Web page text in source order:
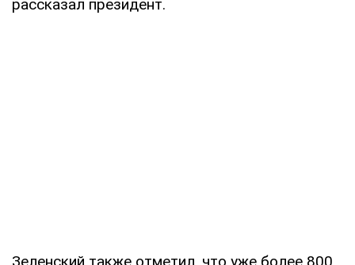
рассказал президент.
Зеленский также отметил, что уже более 800